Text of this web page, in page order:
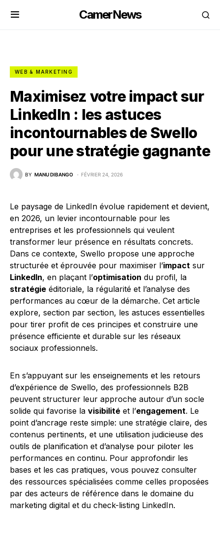
CamerNews
WEB & MARKETING
Maximisez votre impact sur
LinkedIn : les astuces
incontournables de Swello
pour une stratégie gagnante
BY MANU DIBANGO FÉVRIER 24, 2026
Le paysage de LinkedIn évolue rapidement et devient,
en 2026, un levier incontournable pour les
entreprises et les professionnels qui veulent
transformer leur présence en résultats concrets.
Dans ce contexte, Swello propose une approche
structurée et éprouvée pour maximiser l’impact sur
LinkedIn, en plaçant l’optimisation du profil, la
stratégie éditoriale, la régularité et l’analyse des
performances au cœur de la démarche. Cet article
explore, section par section, les astuces essentielles
pour tirer profit de ces principes et construire une
présence efficiente et durable sur les réseaux
sociaux professionnels.
En s’appuyant sur les enseignements et les retours
d’expérience de Swello, des professionnels B2B
peuvent structurer leur approche autour d’un socle
solide qui favorise la visibilité et l’engagement. Le
point d’ancrage reste simple: une stratégie claire, des
contenus pertinents, et une utilisation judicieuse des
outils de planification et d’analyse pour piloter les
performances en continu. Pour approfondir les
bases et les cas pratiques, vous pouvez consulter
des ressources spécialisées comme celles proposées
par des acteurs de référence dans le domaine du
marketing digital et du check-listing LinkedIn.